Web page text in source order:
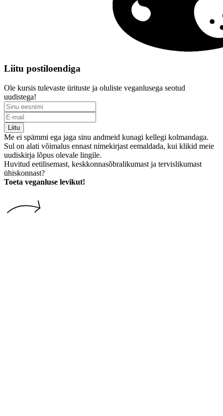
Liitu postiloendiga
Ole kursis tulevaste ürituste ja oluliste veganlusega seotud
uudistega!
Liitu
Me ei spämmi ega jaga sinu andmeid kunagi kellegi kolmandaga.
Sul on alati võimalus ennast nimekirjast eemaldada, kui klikid meie
uudiskirja lõpus olevale lingile.
Huvitud eetilisemast, keskkonnasõbralikumast ja tervislikumast
ühiskonnast?
Toeta veganluse levikut!